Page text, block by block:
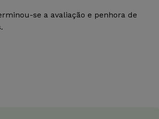
se a avaliação e penhora de